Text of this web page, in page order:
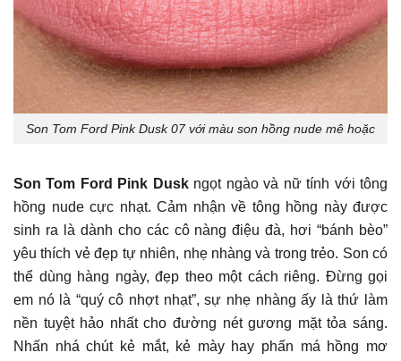
Son Tom Ford Pink Dusk 07 với màu son hồng nude mê hoặc
Son Tom Ford Pink Dusk ngọt ngào và nữ tính với tông
hồng nude cực nhạt. Cảm nhận về tông hồng này được
sinh ra là dành cho các cô nàng điệu đà, hơi “bánh bèo”
yêu thích vẻ đẹp tự nhiên, nhẹ nhàng và trong trẻo. Son có
thể dùng hàng ngày, đẹp theo một cách riêng. Đừng gọi
em nó là “quý cô nhợt nhạt”, sự nhẹ nhàng ấy là thứ làm
nền tuyệt hảo nhất cho đường nét gương mặt tỏa sáng.
Nhấn nhá chút kẻ mắt, kẻ mày hay phấn má hồng mơ